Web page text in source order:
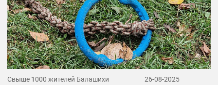
Свыше 1000 жителей Балашихи
26-08-2025